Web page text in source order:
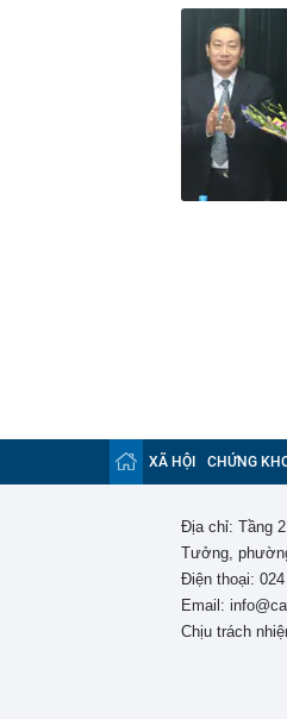
XÃ HỘI CHỨNG
Địa chỉ: Tầng
Tưởng,
Điện thoại:
Email:
Chịu trách